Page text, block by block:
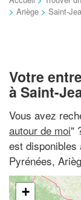
> Ariège > Saint-
Votre
à Saint-
Vous avez
autour de moi"
est disponibles
Pyrénées,
+